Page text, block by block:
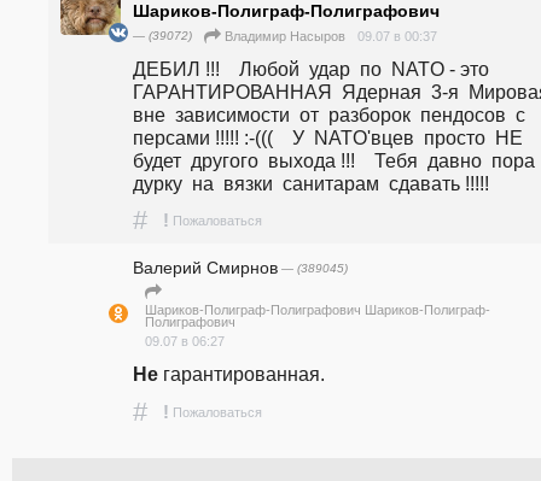
Шариков-Полиграф-Полиграфович
— (39072) Владимир Насыров 09.07 в 00:37
ДЕБИЛ !!!    Любой  удар  по  NATO - это
ГАРАНТИРОВАННАЯ  Ядерная  3-я
вне  зависимости  от  разборок  пендосов  с
персами !!!!! :-(((    У  NATO'вцев  просто  НЕ
будет  другого  выхода !!!    Тебя  давно  пора
дурку  на  вязки  санитарам  сдавать !!!!!
# ! Пожаловаться
Валерий Смирнов — (389045)
Шариков-Полиграф-Полиграфович Шариков-Полиграф-
Полиграфович
09.07 в 06:27
Не гарантированная.
# ! Пожаловаться